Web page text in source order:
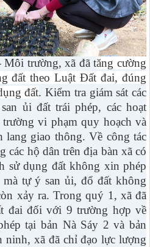
Môi trường, xã đã tăng cường
đất theo Luật Đất đai, đúng
đất. Kiểm tra giám sát các
ủi đất trái phép, các hoạt
vi phạm quy hoạch và
lang giao thông. Về công tác
các hộ dân trên địa bàn xã có
sử dụng đất không xin phép
tự ý san ủi, đổ đất không
xảy ra. Trong quý 1, xã đã
đai đối với 9 trường hợp về
tại bản Nà Sáy 2 và bản
ninh, xã đã chỉ đạo lực lượng